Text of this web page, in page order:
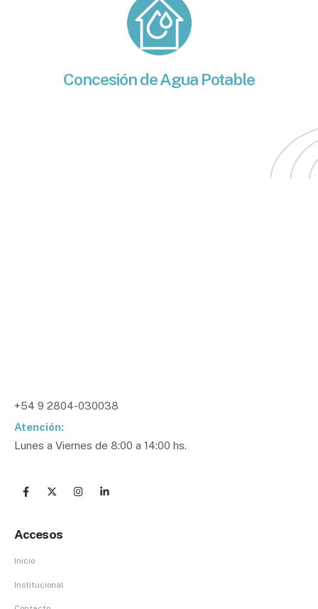
Concesión de Agua Potable
+54 9 2804-030038
Atención:
Lunes a Viernes de 8:00 a 14:00 hs.
Accesos
Inicio
Institucional